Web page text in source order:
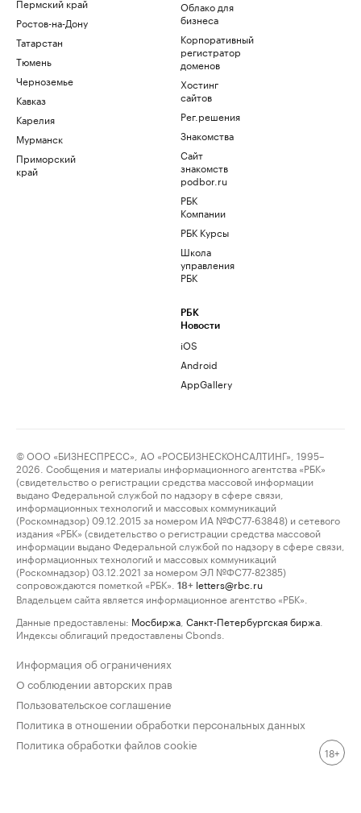
Ростов-на-Дону
Татарстан
Тюмень
Черноземье
Кавказ
Карелия
Мурманск
Приморский
край
Облако для
бизнеса
Корпоративный
регистратор
доменов
Хостинг
сайтов
Рег.решения
Знакомства
Сайт
знакомств
podbor.ru
РБК
Компании
РБК Курсы
Школа
управления
РБК
РБК
Новости
iOS
Android
AppGallery
© ООО «БИЗНЕСПРЕСС», АО «РОСБИЗНЕСКОНСАЛТИНГ», 1995–
2026. Сообщения и материалы информационного агентства «РБК»
(свидетельство о регистрации средства массовой информации
выдано Федеральной службой по надзору в сфере связи,
информационных технологий и массовых коммуникаций
(Роскомнадзор) 09.12.2015 за номером ИА №ФС77-63848) и сетевого
издания «РБК» (свидетельство о регистрации средства массовой
информации выдано Федеральной службой по надзору в сфере связи,
информационных технологий и массовых коммуникаций
(Роскомнадзор) 03.12.2021 за номером ЭЛ №ФС77-82385)
сопровождаются пометкой «РБК».
18+ letters@rbc.ru
Владельцем сайта является информационное агентство «РБК».
Данные предоставлены: Мосбиржа Санкт-Петербургская биржа
Индексы облигаций предоставлены Cbonds.
Информация об ограничениях
О соблюдении авторских прав
Пользовательское соглашение
Политика в отношении обработки персональных данных
Политика обработки файлов cookie
18+